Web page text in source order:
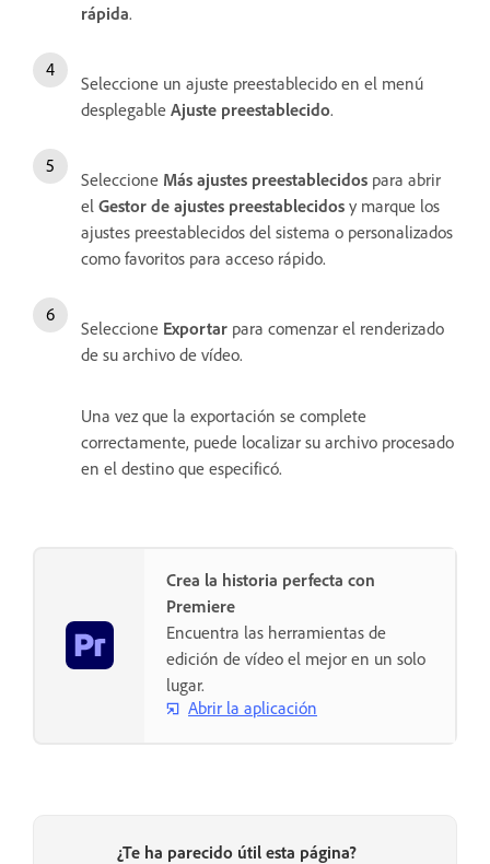
rápida.
Seleccione un ajuste preestablecido en el menú
desplegable Ajuste preestablecido.
Seleccione Más ajustes preestablecidos para abrir
el Gestor de ajustes preestablecidos y marque los
ajustes preestablecidos del sistema o personalizados
como favoritos para acceso rápido.
Seleccione Exportar para comenzar el renderizado
de su archivo de vídeo.
Una vez que la exportación se complete
correctamente, puede localizar su archivo procesado
en el destino que especificó.
Crea la historia perfecta con
Premiere
Encuentra las herramientas de
edición de vídeo el mejor en un solo
lugar.
Abrir la aplicación
¿Te ha parecido útil esta página?